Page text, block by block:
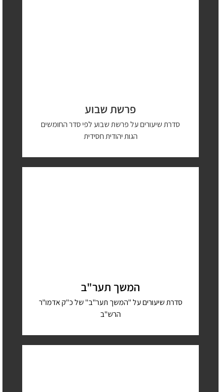
פרשת שבוע
סדרת שיעורים על פרשת שבוע לפי סדר החומשים
הגות יהודית חסידית
המשך תער"ב
סדרת שיעורים על "המשך תער"ב" של כ"ק אדמו"ר
הרש"ב